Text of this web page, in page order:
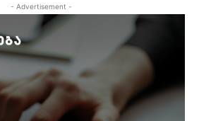
- Advertisement -